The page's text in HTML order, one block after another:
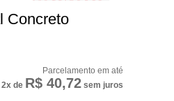
Concreto
2x de R$ 40,72sem juros